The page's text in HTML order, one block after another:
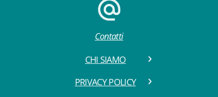
Contatti
CHI SIAMO
PRIVACY POLICY